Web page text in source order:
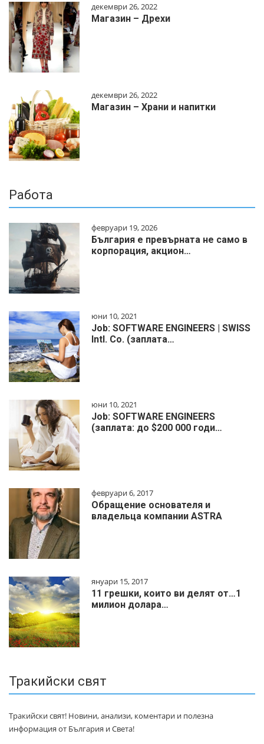
декември 26, 2022
Магазин – Дрехи
декември 26, 2022
Магазин – Храни и напитки
Работа
февруари 19, 2026
България е превърната не само в
корпорация, акцион…
юни 10, 2021
Job: SOFTWARE ENGINEERS | SWISS
Intl. Co. (заплата…
юни 10, 2021
Job: SOFTWARE ENGINEERS
(заплата: до $200 000 годи…
февруари 6, 2017
Обращение основателя и
владельца компании ASTRA
януари 15, 2017
11 грешки, които ви делят от…1
милиoн дoлapa…
Тракийски свят
Тракийски свят! Новини, анализи, коментари и полезна
информация от България и Света!